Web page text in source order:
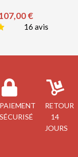
€
16 avis
PAIEMENT
SÉCURISÉ
RETOUR
14
JOURS